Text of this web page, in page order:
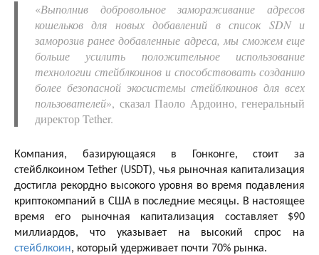
«Выполнив добровольное замораживание адресов
кошельков для новых добавлений в список SDN и
заморозив ранее добавленные адреса, мы сможем еще
больше усилить положительное использование
технологии стейблкоинов и способствовать созданию
более безопасной экосистемы стейблкоинов для всех
пользователей», сказал Паоло Ардоино, генеральный
директор Tether.
Компания, базирующаяся в Гонконге, стоит за
стейблкоином Tether (USDT), чья рыночная капитализация
достигла рекордно высокого уровня во время подавления
криптокомпаний в США в последние месяцы. В настоящее
время его рыночная капитализация составляет $90
миллиардов, что указывает на высокий спрос на
стейблкоин, который удерживает почти 70% рынка.